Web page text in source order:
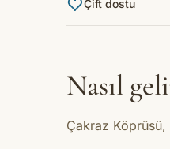
Çift dostu
Nasıl
Çakraz Köprüsü,